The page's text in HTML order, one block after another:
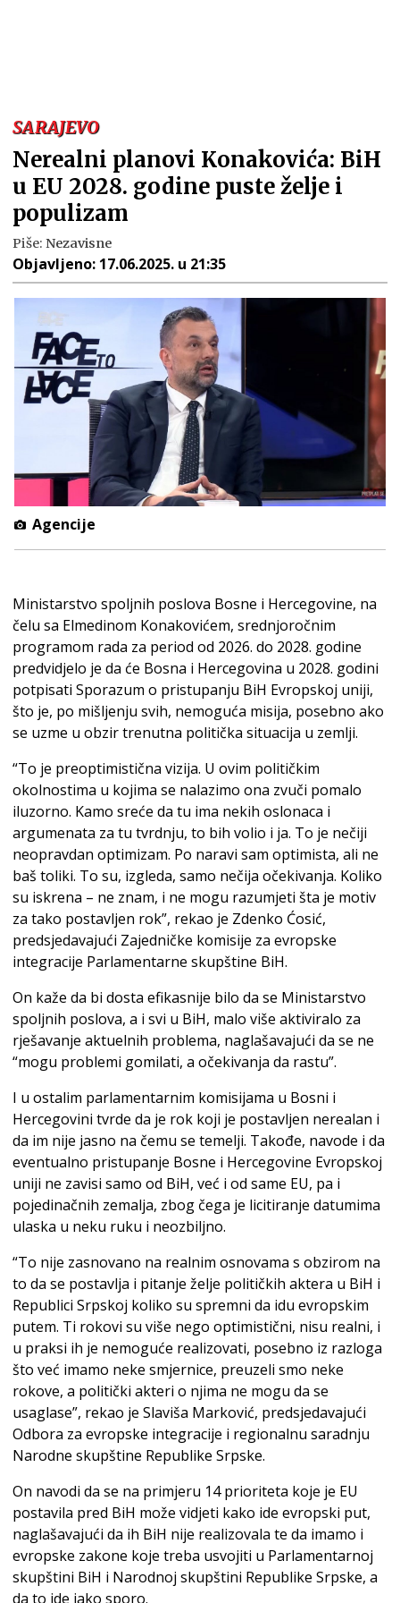
SARAJEVO
Nerealni planovi Konakovića: BiH
u EU 2028. godine puste želje i
populizam
Piše: Nezavisne
Objavljeno: 17.06.2025. u 21:35
Agencije
Ministarstvo spoljnih poslova Bosne i Hercegovine, na
čelu sa Elmedinom Konakovićem, srednjoročnim
programom rada za period od 2026. do 2028. godine
predvidjelo je da će Bosna i Hercegovina u 2028. godini
potpisati Sporazum o pristupanju BiH Evropskoj uniji,
što je, po mišljenju svih, nemoguća misija, posebno ako
se uzme u obzir trenutna politička situacija u zemlji.
“To je preoptimistična vizija. U ovim političkim
okolnostima u kojima se nalazimo ona zvuči pomalo
iluzorno. Kamo sreće da tu ima nekih oslonaca i
argumenata za tu tvrdnju, to bih volio i ja. To je nečiji
neopravdan optimizam. Po naravi sam optimista, ali ne
baš toliki. To su, izgleda, samo nečija očekivanja. Koliko
su iskrena – ne znam, i ne mogu razumjeti šta je motiv
za tako postavljen rok”, rekao je Zdenko Ćosić,
predsjedavajući Zajedničke komisije za evropske
integracije Parlamentarne skupštine BiH.
On kaže da bi dosta efikasnije bilo da se Ministarstvo
spoljnih poslova, a i svi u BiH, malo više aktiviralo za
rješavanje aktuelnih problema, naglašavajući da se ne
“mogu problemi gomilati, a očekivanja da rastu”.
I u ostalim parlamentarnim komisijama u Bosni i
Hercegovini tvrde da je rok koji je postavljen nerealan i
da im nije jasno na čemu se temelji. Takođe, navode i da
eventualno pristupanje Bosne i Hercegovine Evropskoj
uniji ne zavisi samo od BiH, već i od same EU, pa i
pojedinačnih zemalja, zbog čega je licitiranje datumima
ulaska u neku ruku i neozbiljno.
“To nije zasnovano na realnim osnovama s obzirom na
to da se postavlja i pitanje želje političkih aktera u BiH i
Republici Srpskoj koliko su spremni da idu evropskim
putem. Ti rokovi su više nego optimistični, nisu realni, i
u praksi ih je nemoguće realizovati, posebno iz razloga
što već imamo neke smjernice, preuzeli smo neke
rokove, a politički akteri o njima ne mogu da se
usaglase”, rekao je Slaviša Marković, predsjedavajući
Odbora za evropske integracije i regionalnu saradnju
Narodne skupštine Republike Srpske.
On navodi da se na primjeru 14 prioriteta koje je EU
postavila pred BiH može vidjeti kako ide evropski put,
naglašavajući da ih BiH nije realizovala te da imamo i
evropske zakone koje treba usvojiti u Parlamentarnoj
skupštini BiH i Narodnoj skupštini Republike Srpske, a
da to ide jako sporo.